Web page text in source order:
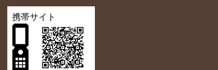
携帯サイト